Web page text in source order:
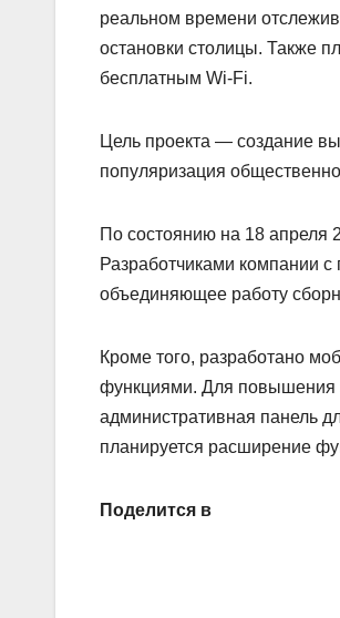
реальном времени
остановки столицы. Также
бесплатным Wi-Fi.
Цель проекта — создание
популяризация
По состоянию на 18 апреля
Разработчиками компании
объединяющее работу
Кроме того, разработано
функциями. Для повышения
административная панель
планируется расширение
Поделится в